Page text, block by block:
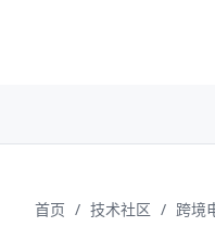
首页 / 技术社区 / 跨境